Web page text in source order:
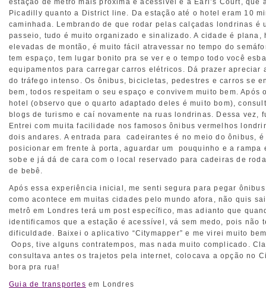
estação de metrô mais próxima e acessível é a Earl’s Court, que
Picadilly quanto a District line. Da estação até o hotel eram 10
caminhada. Lembrando de que rodar pelas calçadas londrinas é
passeio, tudo é muito organizado e sinalizado. A cidade é plana,
elevadas de montão, é muito fácil atravessar no tempo do
tem espaço, tem lugar bonito pra se ver e o tempo todo você
equipamentos para carregar carros elétricos. Dá prazer apreciar
do tráfego intenso. Os ônibus, bicicletas, pedestres e carros se
bem, todos respeitam o seu espaço e convivem muito bem. Após
hotel (observo que o quarto adaptado deles é muito bom),
blogs de turismo e caí novamente na ruas londrinas. Dessa vez,
Entrei com muita facilidade nos famosos ônibus vermelhos
dois andares. A entrada para cadeirantes é no meio do ônibus, é
posicionar em frente à porta, aguardar um pouquinho e a rampa
sobe e já dá de cara com o local reservado para cadeiras de
de bebê.
Após essa experiência inicial, me senti segura para pegar
como acontece em muitas cidades pelo mundo afora, não quis
metrô em Londres terá um post específico, mas adianto que
identificamos que a estação é acessível, vá sem medo, pois não
dificuldade. Baixei o aplicativo “Citymapper” e me virei muito
Oops, tive alguns contratempos, mas nada muito complicado.
consultava antes os trajetos pela internet, colocava a opção no
bora pra rua!
Guia de transportes em Londres